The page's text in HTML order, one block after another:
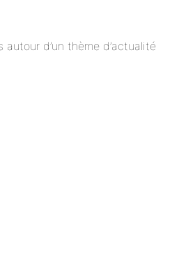
d’un thème d’actualité